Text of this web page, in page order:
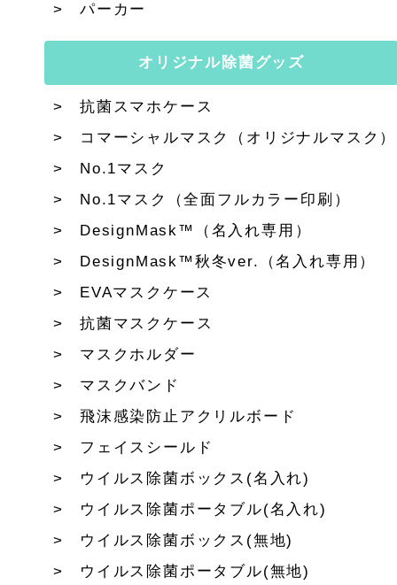
パーカー
オリジナル除菌グッズ
抗菌スマホケース
コマーシャルマスク（オリジナルマスク）
No.1マスク
No.1マスク（全面フルカラー印刷）
DesignMask™（名入れ専用）
DesignMask™秋冬ver.（名入れ専用）
EVAマスクケース
抗菌マスクケース
マスクホルダー
マスクバンド
飛沫感染防止アクリルボード
フェイスシールド
ウイルス除菌ボックス(名入れ)
ウイルス除菌ポータブル(名入れ)
ウイルス除菌ボックス(無地)
ウイルス除菌ポータブル(無地)